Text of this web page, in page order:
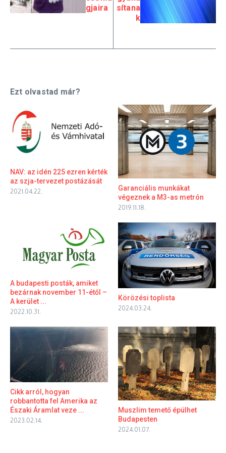
gjaira
sítana
k
Ezt olvastad már?
NAV: az idén 225 ezren kérték
az szja-tervezet postázását
2021.04.22.
Garanciális munkákat
végeznek a M3-as metrón
2019.11.18.
A budapesti posták, amiket
bezárnak november 11-étől –
A kerület ...
2022.10.31.
Körözési toplista
2024.03.24.
Cikk arról, hogyan
robbantotta fel Amerika az
Északi Áramlat veze ...
2023.02.14.
Muszlim temető épülhet
Budapesten
2024.01.07.